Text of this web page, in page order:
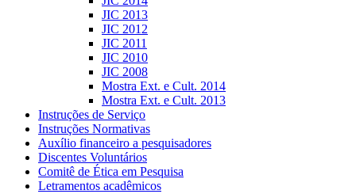
JIC 2013
JIC 2012
JIC 2011
JIC 2010
JIC 2008
Mostra Ext. e Cult. 2014
Mostra Ext. e Cult. 2013
Instruções de Serviço
Instruções Normativas
Auxílio financeiro a pesquisadores
Discentes Voluntários
Comitê de Ética em Pesquisa
Letramentos acadêmicos